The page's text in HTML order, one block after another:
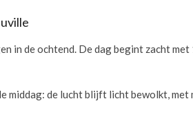
in de ochtend. De dag begint zacht met
middag: de lucht blijft licht bewolkt, met